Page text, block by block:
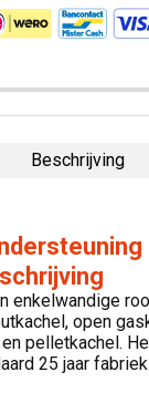
Beschrijving
enkelwandige
open
pelletkachel.
25 jaar